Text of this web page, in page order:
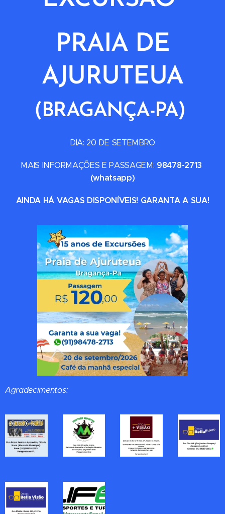
PRAIA DE
AJURUTEUA
(BRAGANÇA-PA)
DIA: 20 DE SETEMBRO
MAIS INFORMAÇÕES E PASSAGEM: 98478-2713
(whatsapp)
AINDA HÁ VAGAS DISPONÍVEIS! GARANTA A SUA!
Agradecimentos: